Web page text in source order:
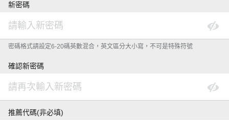
新密碼
密碼格式請設定6-20碼英數混合，英文區分大小寫，不可是特殊符號
確認新密碼
推薦代碼(非必填)